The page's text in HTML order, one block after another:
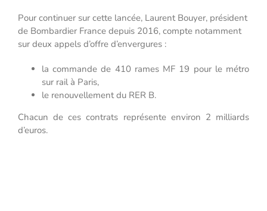
Pour continuer sur cette lancée, Laurent Bouyer, président
de Bombardier France depuis 2016, compte notamment
sur deux appels d’offre d’envergures :
la commande de 410 rames MF 19 pour le métro
sur rail à Paris,
le renouvellement du RER B.
Chacun de ces contrats représente environ 2 milliards
d’euros.